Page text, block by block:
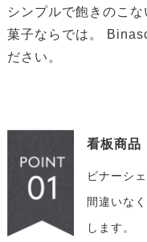
シンプルで飽きのこ
菓子ならでは。
ださい。
看板商品
ビナーシ
間違いな
します。